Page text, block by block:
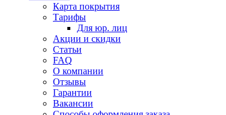
Карта покрытия
Тарифы
Для юр. лиц
Акции и скидки
Статьи
FAQ
О компании
Отзывы
Гарантии
Вакансии